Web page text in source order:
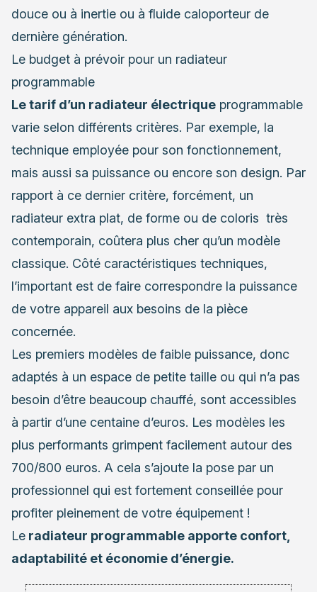
douce ou à inertie ou à fluide caloporteur de
dernière génération.
Le budget à prévoir pour un radiateur
programmable
Le tarif d’un radiateur électrique programmable
varie selon différents critères. Par exemple, la
technique employée pour son fonctionnement,
mais aussi sa puissance ou encore son design. Par
rapport à ce dernier critère, forcément, un
radiateur extra plat, de forme ou de coloris très
contemporain, coûtera plus cher qu’un modèle
classique. Côté caractéristiques techniques,
l’important est de faire correspondre la puissance
de votre appareil aux besoins de la pièce
concernée.
Les premiers modèles de faible puissance, donc
adaptés à un espace de petite taille ou qui n’a pas
besoin d’être beaucoup chauffé, sont accessibles
à partir d’une centaine d’euros. Les modèles les
plus performants grimpent facilement autour des
700/800 euros. A cela s’ajoute la pose par un
professionnel qui est fortement conseillée pour
profiter pleinement de votre équipement !
Le radiateur programmable apporte confort,
adaptabilité et économie d’énergie.